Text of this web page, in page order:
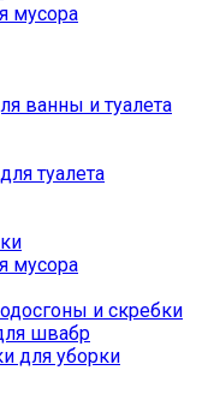
мусора
ванны и туалета
туалета
мусора
и скребки
швабр
для уборки